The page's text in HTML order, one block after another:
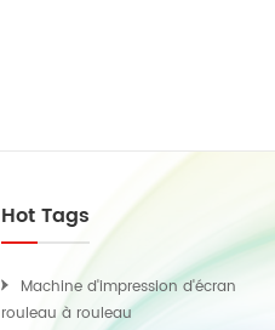
Hot Tags
Machine d'impression d'écran
rouleau à rouleau